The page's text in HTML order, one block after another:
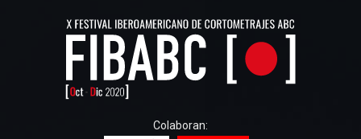
Colaboran: